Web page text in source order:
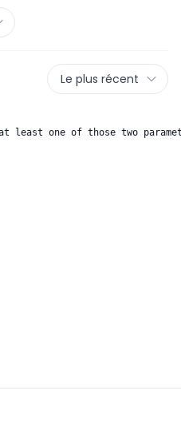
Le plus récent
at least one of those two